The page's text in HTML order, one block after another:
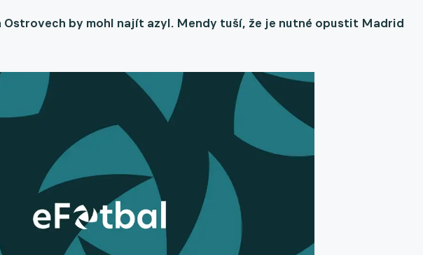
Ostrovech by mohl najít azyl. Mendy tuší, že je nutné opustit Madrid